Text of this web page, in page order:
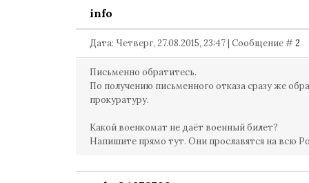
info
Дата: Четверг, 27.08.2015, 23:47 | Сообщение #2
Письменно обратитесь.
По получению письменного отказа сразу же
прокуратуру.
Какой военкомат не даёт военный билет?
Напишите прямо тут. Они прославятся на всю